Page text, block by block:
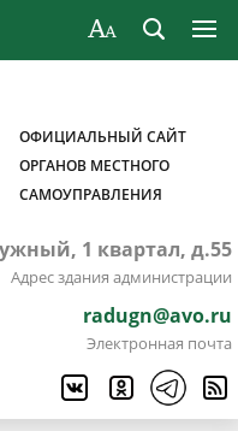
ОФИЦИАЛЬНЫЙ САЙТ
ОРГАНОВ МЕСТНОГО
САМОУПРАВЛЕНИЯ
1 квартал, д.55
Адрес здания администрации
radugn@avo.ru
Электронная почта